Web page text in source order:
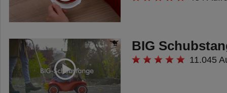
BIG
11.045